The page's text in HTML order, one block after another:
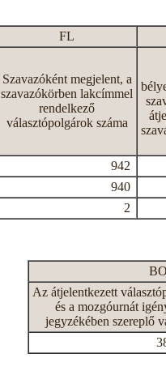
FL
Szavazóként megjelent, a
szavazókörben lakcímmel
rendelkező
választópolgárok száma
942
940
2
Az átjelentkezett
és a mozgóurnát
jegyzékében szereplő